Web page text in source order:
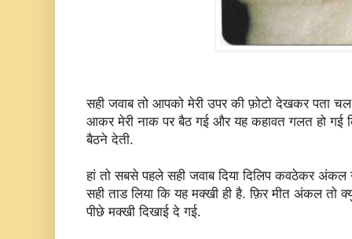
सही जवाब तो आपको मेरी उपर की फ़ोटो देखकर पता चल
आकर मेरी नाक पर बैठ गई और यह कहावत गलत हो गई कि
बैठने देती.
हां तो सबसे पहले सही जवाब दिया दिलिप कवठेकर
सही ताड लिया कि यह मक्खी ही है. फ़िर मीत अंकल
पीछे मक्खी दिखाई दे गई.